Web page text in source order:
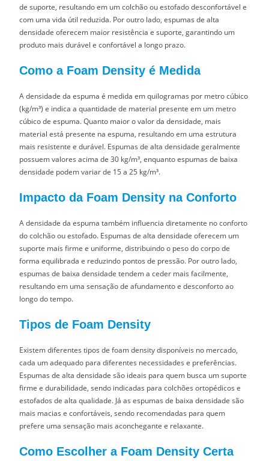
de suporte, resultando em um colchão ou estofado desconfortável e
com uma vida útil reduzida. Por outro lado, espumas de alta
densidade oferecem maior resistência e suporte, garantindo um
produto mais durável e confortável a longo prazo.
Como a Foam Density é Medida
A densidade da espuma é medida em quilogramas por metro cúbico
(kg/m³) e indica a quantidade de material presente em um metro
cúbico de espuma. Quanto maior o valor da densidade, mais
material está presente na espuma, resultando em uma estrutura
mais resistente e durável. Espumas de alta densidade geralmente
possuem valores acima de 30 kg/m³, enquanto espumas de baixa
densidade podem variar de 15 a 25 kg/m³.
Impacto da Foam Density na Conforto
A densidade da espuma também influencia diretamente no conforto
do colchão ou estofado. Espumas de alta densidade oferecem um
suporte mais firme e uniforme, distribuindo o peso do corpo de
forma equilibrada e reduzindo pontos de pressão. Por outro lado,
espumas de baixa densidade tendem a ceder mais facilmente,
resultando em uma sensação de afundamento e desconforto ao
longo do tempo.
Tipos de Foam Density
Existem diferentes tipos de foam density disponíveis no mercado,
cada um adequado para diferentes necessidades e preferências.
Espumas de alta densidade são ideais para quem busca um suporte
firme e durabilidade, sendo indicadas para colchões ortopédicos e
estofados de alta qualidade. Já as espumas de baixa densidade são
mais macias e confortáveis, sendo recomendadas para quem
prefere uma sensação mais aconchegante e relaxante.
Como Escolher a Foam Density Certa